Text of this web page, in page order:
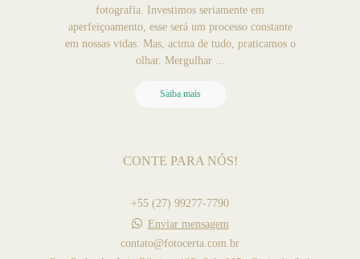
fotografia. Investimos seriamente em
aperfeiçoamento, esse será um processo constante
em nossas vidas. Mas, acima de tudo, praticamos o
olhar. Mergulhar ...
Saiba mais
CONTE PARA NÓS!
+55 (27) 99277-7790
Enviar mensagem
contato@fotocerta.com.br